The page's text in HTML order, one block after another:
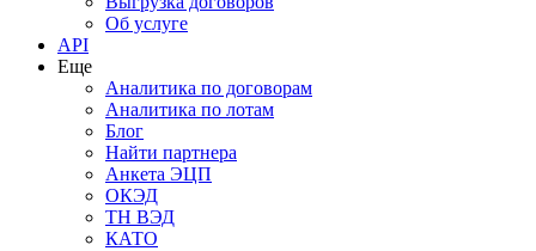
Об услуге
API
Еще
Аналитика по договорам
Аналитика по лотам
Блог
Найти партнера
Анкета ЭЦП
ОКЭД
ТН ВЭД
КАТО